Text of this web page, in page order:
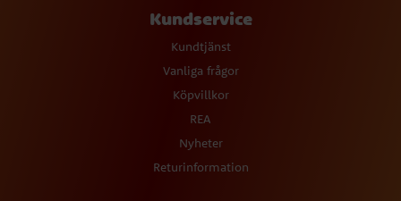
Kundservice
Kundtjänst
Vanliga frågor
Köpvillkor
REA
Nyheter
Returinformation